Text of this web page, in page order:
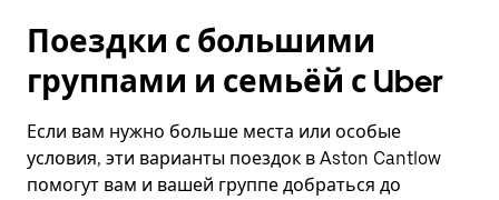
Поездки с большими
группами и семьёй с Uber
Если вам нужно больше места или особые
условия, эти варианты поездок в Aston Cantlow
помогут вам и вашей группе добраться до